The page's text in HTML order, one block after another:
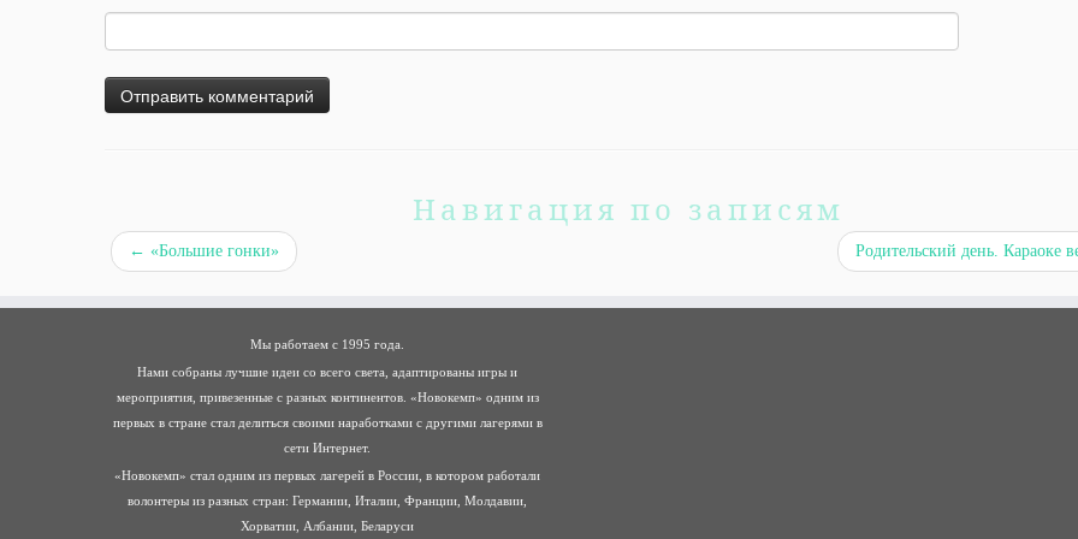
Навигация по записям
← «Большие гонки» Родительский день. Караоке
Мы работаем с 1995 года.
Нами собраны лучшие идеи со всего света, адаптированы игры и
мероприятия, привезенные с разных континентов. «Новокемп» одним из
первых в стране стал делиться своими наработками с другими лагерями в
сети Интернет.
«Новокемп» стал одним из первых лагерей в России, в котором работали
волонтеры из разных стран: Германии, Италии, Франции, Молдавии,
Хорватии, Албании, Беларуси